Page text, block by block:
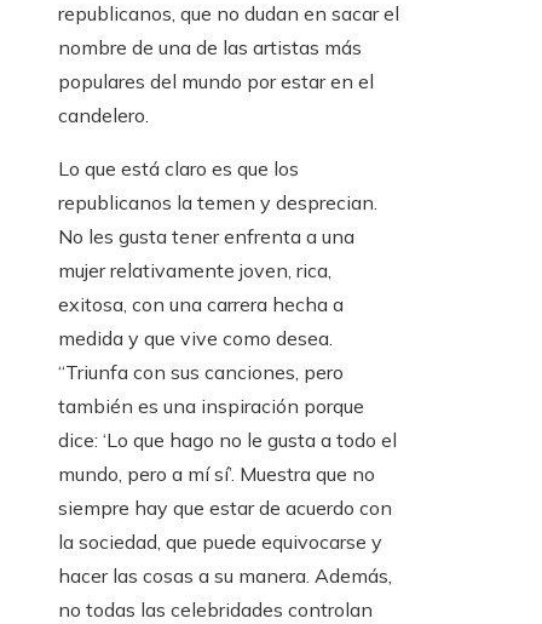
republicanos, que no dudan en sacar el
nombre de una de las artistas más
populares del mundo por estar en el
candelero.
Lo que está claro es que los
republicanos la temen y desprecian.
No les gusta tener enfrenta a una
mujer relativamente joven, rica,
exitosa, con una carrera hecha a
medida y que vive como desea.
“Triunfa con sus canciones, pero
también es una inspiración porque
dice: ‘Lo que hago no le gusta a todo el
mundo, pero a mí sí’. Muestra que no
siempre hay que estar de acuerdo con
la sociedad, que puede equivocarse y
hacer las cosas a su manera. Además,
no todas las celebridades controlan